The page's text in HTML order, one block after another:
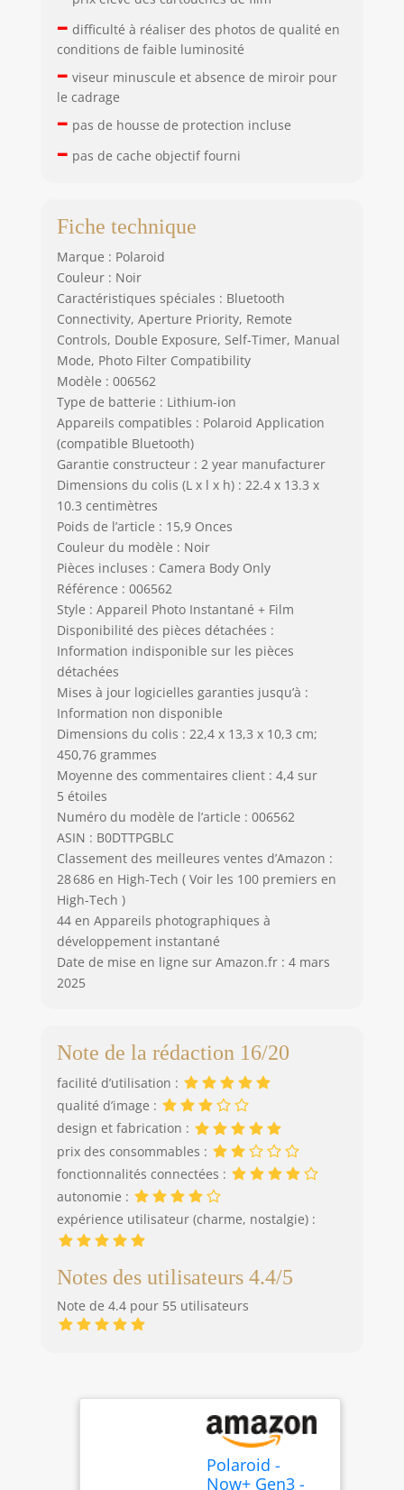
– difficulté à réaliser des photos de qualité en
conditions de faible luminosité
– viseur minuscule et absence de miroir pour
le cadrage
– pas de housse de protection incluse
– pas de cache objectif fourni
Fiche technique
Marque : Polaroid
Couleur : Noir
Caractéristiques spéciales : Bluetooth
Connectivity, Aperture Priority, Remote
Controls, Double Exposure, Self-Timer, Manual
Mode, Photo Filter Compatibility
Modèle : 006562
Type de batterie : Lithium-ion
Appareils compatibles : Polaroid Application
(compatible Bluetooth)
Garantie constructeur : 2 year manufacturer
Dimensions du colis (L x l x h) : 22.4 x 13.3 x
10.3 centimètres
Poids de l’article : 15,9 Onces
Couleur du modèle : Noir
Pièces incluses : Camera Body Only
Référence : 006562
Style : Appareil Photo Instantané + Film
Disponibilité des pièces détachées :
Information indisponible sur les pièces
détachées
Mises à jour logicielles garanties jusqu’à :
Information non disponible
Dimensions du colis : 22,4 x 13,3 x 10,3 cm;
450,76 grammes
Moyenne des commentaires client : 4,4 sur
5 étoiles
Numéro du modèle de l’article : 006562
ASIN : B0DTTPGBLC
Classement des meilleures ventes d’Amazon :
28 686 en High-Tech ( Voir les 100 premiers en
High-Tech )
44 en Appareils photographiques à
développement instantané
Date de mise en ligne sur Amazon.fr : 4 mars
2025
Note de la rédaction 16/20
facilité d’utilisation :
qualité d’image :
design et fabrication :
prix des consommables :
fonctionnalités connectées :
autonomie :
expérience utilisateur (charme, nostalgie) :
Notes des utilisateurs 4.4/5
Note de 4.4 pour 55 utilisateurs
Polaroid -
Now+ Gen3 -